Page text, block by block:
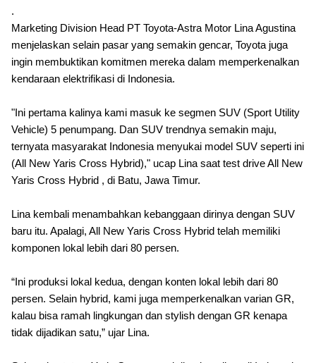
.
Marketing Division Head PT Toyota-Astra Motor Lina Agustina
menjelaskan selain pasar yang semakin gencar, Toyota juga
ingin membuktikan komitmen mereka dalam memperkenalkan
kendaraan elektrifikasi di Indonesia.
"Ini pertama kalinya kami masuk ke segmen SUV (Sport Utility
Vehicle) 5 penumpang. Dan SUV trendnya semakin maju,
ternyata masyarakat Indonesia menyukai model SUV seperti ini
(All New Yaris Cross Hybrid)," ucap Lina saat test drive All New
Yaris Cross Hybrid , di Batu, Jawa Timur.
Lina kembali menambahkan kebanggaan dirinya dengan SUV
baru itu. Apalagi, All New Yaris Cross Hybrid telah memiliki
komponen lokal lebih dari 80 persen.
“Ini produksi lokal kedua, dengan konten lokal lebih dari 80
persen. Selain hybrid, kami juga memperkenalkan varian GR,
kalau bisa ramah lingkungan dan stylish dengan GR kenapa
tidak dijadikan satu,” ujar Lina.